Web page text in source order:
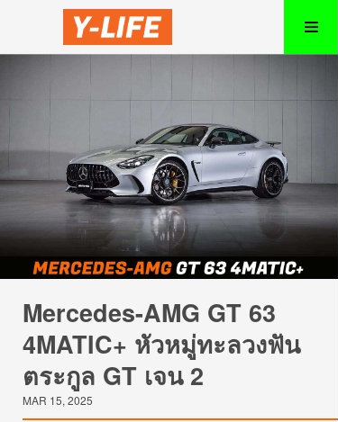
Mercedes-AMG GT 63
4MATIC+ หัวหมู่ทะลวงฟัน
ตระกูล GT เจน 2
MAR 15, 2025